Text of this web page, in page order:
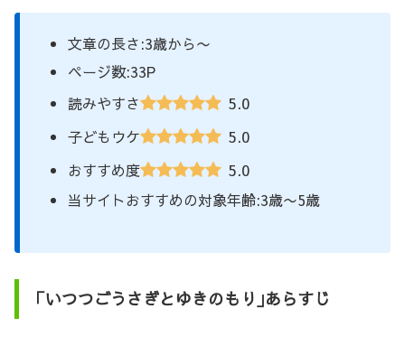
文章の長さ:3歳から〜
ページ数:33P
読みやすさ
5.0
子どもウケ 5.0
おすすめ度 5.0
当サイトおすすめの対象年齢:3歳〜5歳
「いつつごうさぎとゆきのもり｣あらすじ